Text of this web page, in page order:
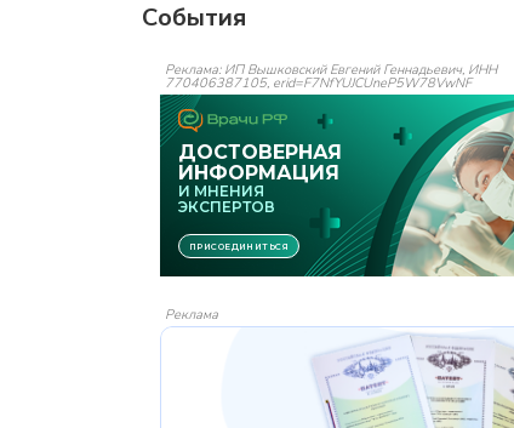
События
Реклама: ИП Вышковский Евгений Геннадьевич, ИНН
770406387105, erid=F7NfYUJCUneP5W78VwNF
Реклама